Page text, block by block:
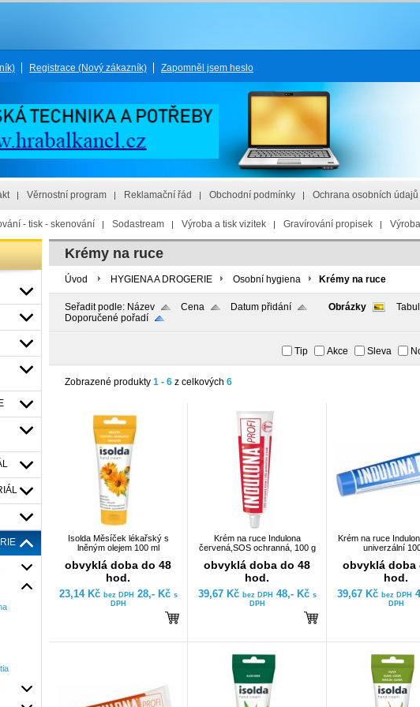
Registrace (Nový zákazník) Zapomněl jsem heslo
Věrnostní program Reklamační řád Obchodní podmínky Ochrana osobních údajů
- tisk - skenování Sodastream Výroba a tisk vizitek Gravírování propisek
Krémy na ruce
Úvod HYGIENA A DROGERIE Osobní hygiena Krémy na ruce
Seřadit podle: Název Cena
Datum přidání
Doporučené pořadí
Obrázky
Tip Akce Sleva
Zobrazené produkty 1 - 6 z celkových 6
Isolda Měsíček lékařský s
lněným olejem 100 ml
obvyklá doba do 48
hod.
23,14 Kč bez DPH 28,- Kč s
DPH
Krém na ruce Indulona
červená,SOS ochranná, 100 g
obvyklá doba do 48
hod.
39,67 Kč bez DPH 48,- Kč s
DPH
Krém na ruce
univerzální
obvyklá doba
hod.
39,67 Kč bez DPH
DPH